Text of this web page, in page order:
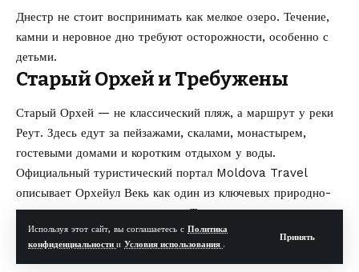
Используя этот сайт, вы соглашаетесь с Политика
конфиденциальности и Условия использования .
Принять
Днестр не стоит воспринимать как мелкое озеро. Течение,
камни и неровное дно требуют осторожности, особенно с
детьми.
Старый Орхей и Требужены
Старый Орхей — не классический пляж, а маршрут у реки
Реут. Здесь едут за пейзажами, скалами, монастырем,
гостевыми домами и коротким отдыхом у воды.
Официальный туристический портал Moldova Travel
описывает Орхейул Векь как один из ключевых природно-
культурных маршрутов страны. Там же упоминаются пешие
маршруты в районе Требужен и Реута.
Где находится и координаты